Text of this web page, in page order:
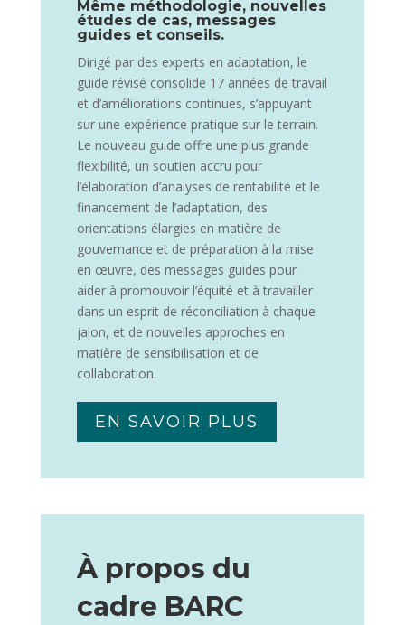
Même méthodologie, nouvelles
études de cas, messages
guides et conseils.
Dirigé par des experts en adaptation, le
guide révisé consolide 17 années de travail
et d’améliorations continues, s’appuyant
sur une expérience pratique sur le terrain.
Le nouveau guide offre une plus grande
flexibilité, un soutien accru pour
l’élaboration d’analyses de rentabilité et le
financement de l’adaptation, des
orientations élargies en matière de
gouvernance et de préparation à la mise
en œuvre, des messages guides pour
aider à promouvoir l’équité et à travailler
dans un esprit de réconciliation à chaque
jalon, et de nouvelles approches en
matière de sensibilisation et de
collaboration.
EN SAVOIR PLUS
À propos du
cadre BARC